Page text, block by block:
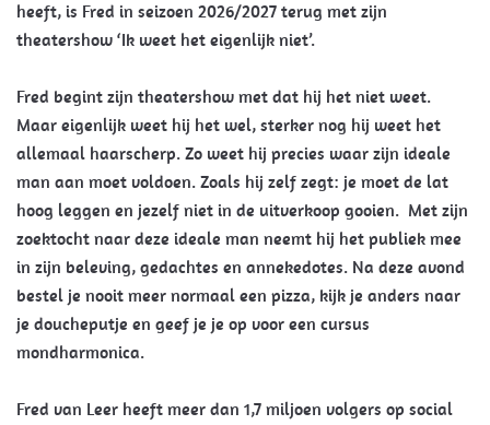
heeft, is Fred in seizoen 2026/2027 terug met zijn
theatershow ‘Ik weet het eigenlijk niet’.
Fred begint zijn theatershow met dat hij het niet weet.
Maar eigenlijk weet hij het wel, sterker nog hij weet het
allemaal haarscherp. Zo weet hij precies waar zijn ideale
man aan moet voldoen. Zoals hij zelf zegt: je moet de lat
hoog leggen en jezelf niet in de uitverkoop gooien. Met zijn
zoektocht naar deze ideale man neemt hij het publiek mee
in zijn beleving, gedachtes en annekedotes. Na deze avond
bestel je nooit meer normaal een pizza, kijk je anders naar
je doucheputje en geef je je op voor een cursus
mondharmonica.
Fred van Leer heeft meer dan 1,7 miljoen volgers op social